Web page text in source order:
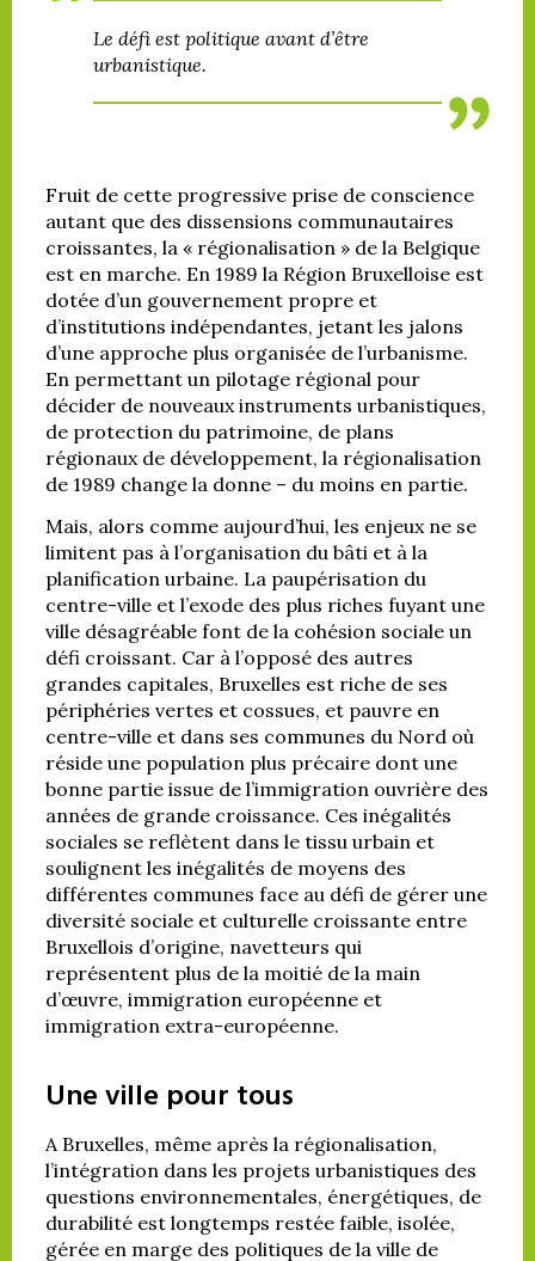
Le défi est politique avant d’être
urbanistique.
Fruit de cette progressive prise de conscience
autant que des dissensions communautaires
croissantes, la « régionalisation » de la Belgique
est en marche. En 1989 la Région Bruxelloise est
dotée d’un gouvernement propre et
d’institutions indépendantes, jetant les jalons
d’une approche plus organisée de l’urbanisme.
En permettant un pilotage régional pour
décider de nouveaux instruments urbanistiques,
de protection du patrimoine, de plans
régionaux de développement, la régionalisation
de 1989 change la donne – du moins en partie.
Mais, alors comme aujourd’hui, les enjeux ne se
limitent pas à l’organisation du bâti et à la
planification urbaine. La paupérisation du
centre-ville et l’exode des plus riches fuyant une
ville désagréable font de la cohésion sociale un
défi croissant. Car à l’opposé des autres
grandes capitales, Bruxelles est riche de ses
périphéries vertes et cossues, et pauvre en
centre-ville et dans ses communes du Nord où
réside une population plus précaire dont une
bonne partie issue de l’immigration ouvrière des
années de grande croissance. Ces inégalités
sociales se reflètent dans le tissu urbain et
soulignent les inégalités de moyens des
différentes communes face au défi de gérer une
diversité sociale et culturelle croissante entre
Bruxellois d’origine, navetteurs qui
représentent plus de la moitié de la main
d’œuvre, immigration européenne et
immigration extra-européenne.
Une ville pour tous
A Bruxelles, même après la régionalisation,
l’intégration dans les projets urbanistiques des
questions environnementales, énergétiques, de
durabilité est longtemps restée faible, isolée,
gérée en marge des politiques de la ville de